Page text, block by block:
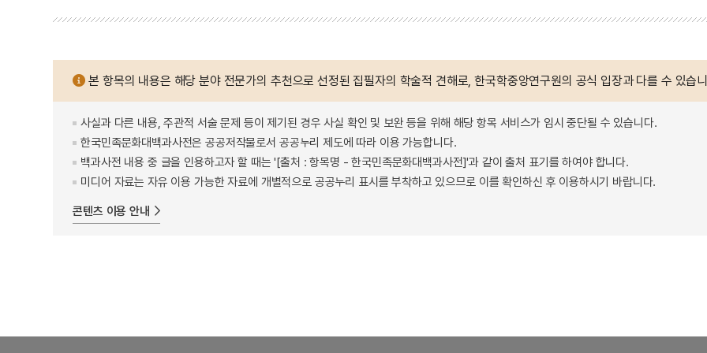
본 항목의 내용은 해당 분야 전문가의 추천으로 선정된 집필자의 학술적 견해로, 한국학중앙연구원의 공식 입장과 다를 수 있습
사실과 다른 내용, 주관적 서술 문제 등이 제기된 경우 사실 확인 및 보완 등을 위해 해당 항목 서비스가 임시 중단될 수 있습니다.
한국민족문화대백과사전은 공공저작물로서 공공누리 제도에 따라 이용 가능합니다.
백과사전 내용 중 글을 인용하고자 할 때는 '[출처 : 항목명 - 한국민족문화대백과사전]'과 같이 출처 표기를 하여야 합니다.
미디어 자료는 자유 이용 가능한 자료에 개별적으로 공공누리 표시를 부착하고 있으므로 이를 확인하신 후 이용하시기 바랍니다.
콘텐츠 이용 안내